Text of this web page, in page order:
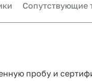
Сопутствующие
пробу и